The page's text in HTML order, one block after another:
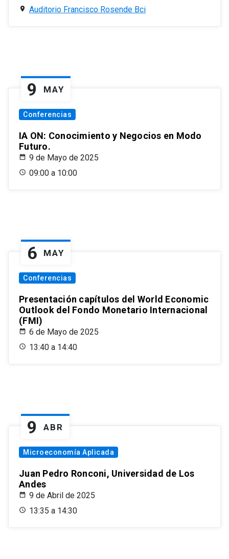
Auditorio Francisco Rosende Bci
9 MAY
Conferencias
IA ON: Conocimiento y Negocios en Modo
Futuro.
9 de Mayo de 2025
09:00 a 10:00
6 MAY
Conferencias
Presentación capítulos del World Economic
Outlook del Fondo Monetario Internacional
(FMI)
6 de Mayo de 2025
13:40 a 14:40
9 ABR
Microeconomía Aplicada
Juan Pedro Ronconi, Universidad de Los
Andes
9 de Abril de 2025
13:35 a 14:30